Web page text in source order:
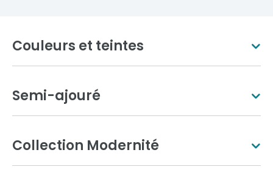
Couleurs et teintes
Semi-ajouré
Collection Modernité